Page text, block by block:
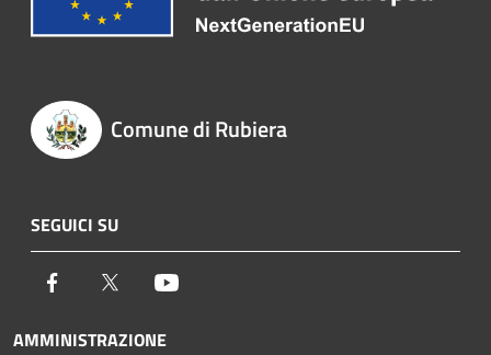
Comune di Rubiera
SEGUICI SU
Facebook Twitter
AMMINISTRAZIONE